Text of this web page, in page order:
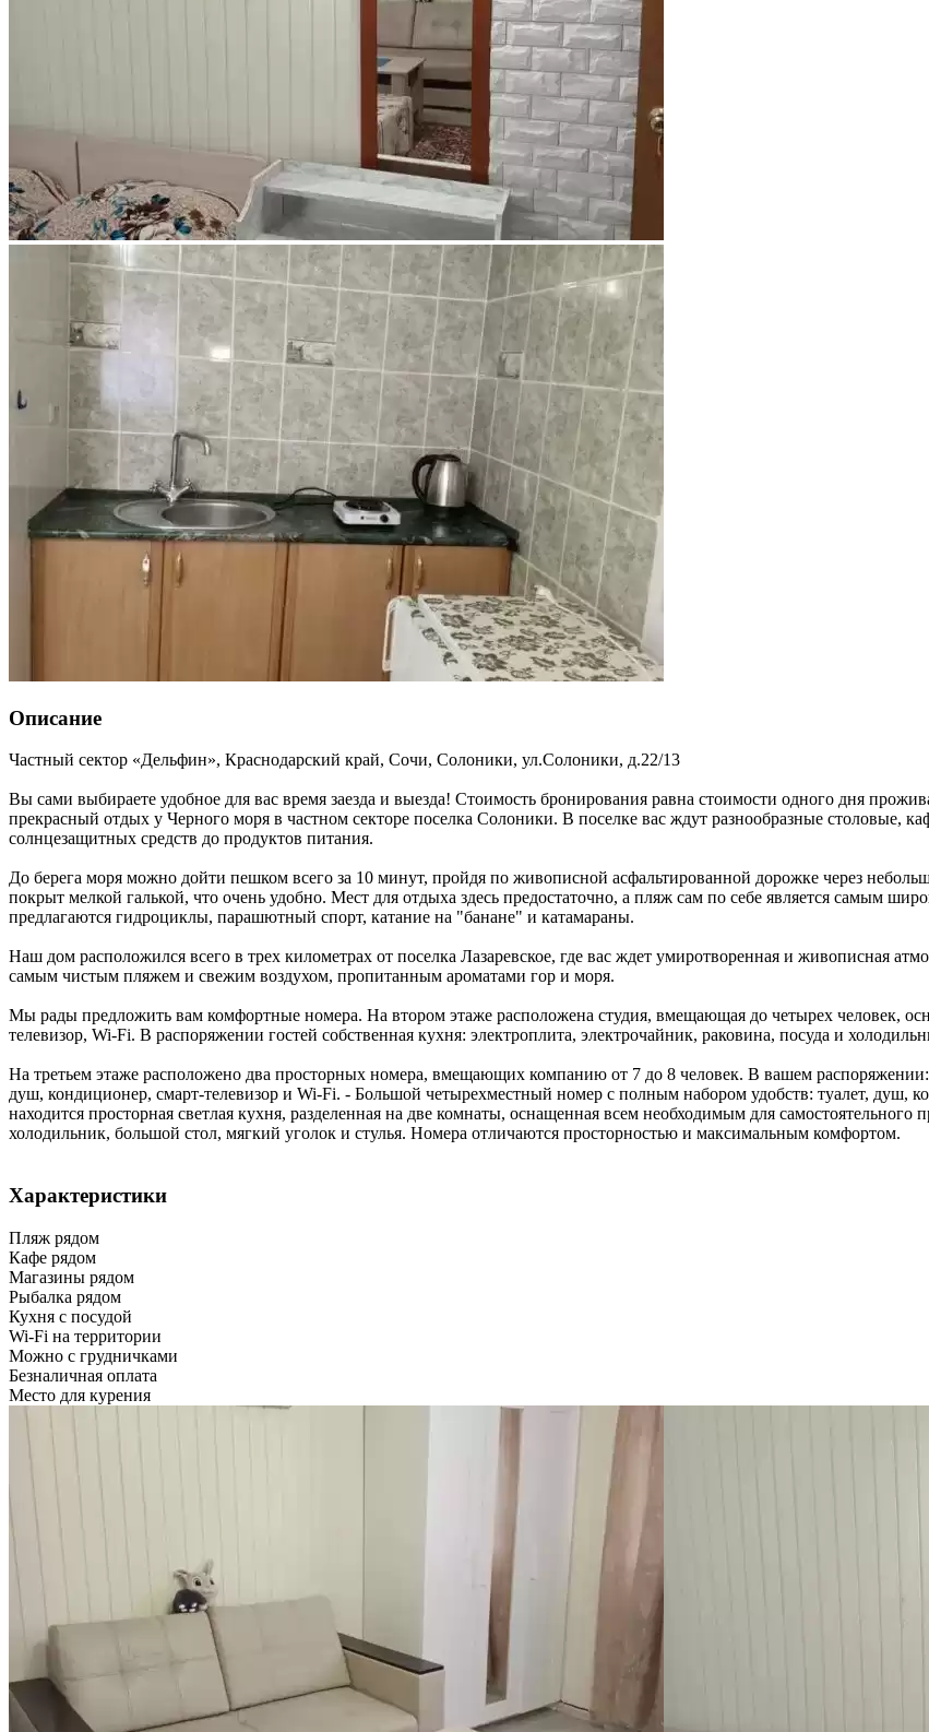
Описание
Частный сектор «Дельфин», Краснодарский край, Сочи, Солоники, ул.Солоники, д.22/13
Вы сами выбираете удобное для вас время заезда и выезда! Стоимость бронирования равна стоимости одного дня
прекрасный отдых у Черного моря в частном секторе поселка Солоники. В поселке вас ждут разнообразные столовые,
солнцезащитных средств до продуктов питания.
До берега моря можно дойти пешком всего за 10 минут, пройдя по живописной асфальтированной дорожке через
покрыт мелкой галькой, что очень удобно. Мест для отдыха здесь предостаточно, а пляж сам по себе является самым
предлагаются гидроциклы, парашютный спорт, катание на "банане" и катамараны.
Наш дом расположился всего в трех километрах от поселка Лазаревское, где вас ждет умиротворенная и живописная
самым чистым пляжем и свежим воздухом, пропитанным ароматами гор и моря.
Мы рады предложить вам комфортные номера. На втором этаже расположена студия, вмещающая до четырех человек,
телевизор, Wi-Fi. В распоряжении гостей собственная кухня: электроплита, электрочайник, раковина, посуда и
На третьем этаже расположено два просторных номера, вмещающих компанию от 7 до 8 человек. В вашем
душ, кондиционер, смарт-телевизор и Wi-Fi. - Большой четырехместный номер с полным набором удобств: туалет, душ,
находится просторная светлая кухня, разделенная на две комнаты, оснащенная всем необходимым для
холодильник, большой стол, мягкий уголок и стулья. Номера отличаются просторностью и максимальным комфортом.
Характеристики
Пляж рядом
Кафе рядом
Магазины рядом
Рыбалка рядом
Кухня с посудой
Wi-Fi на территории
Можно с грудничками
Безналичная оплата
Место для курения